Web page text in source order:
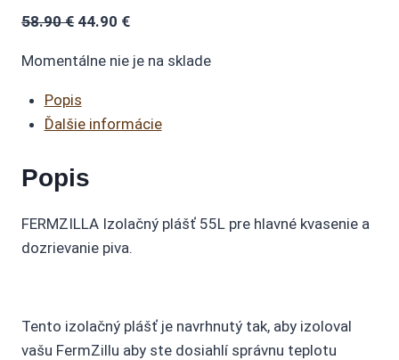
58.90€ Pôvodná
bola:
58.90 €.
44.90 €Aktuálna
je:
Momentálne nie je na sklade
Popis
Ďalšie informácie
Popis
FERMZILLA Izolačný plášť 55L pre hlavné kvasenie a
dozrievanie piva.
Tento izolačný plášť je navrhnutý tak, aby izoloval
vašu FermZillu aby ste dosiahlí správnu teplotu